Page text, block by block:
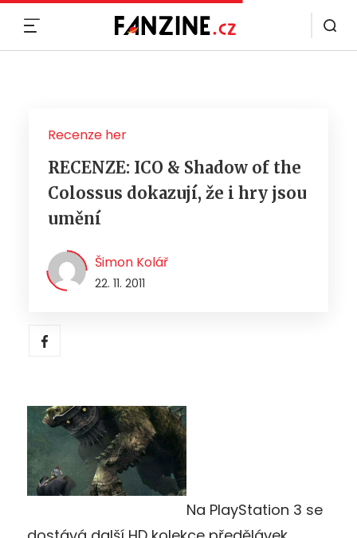
Recenze her
RECENZE: ICO & Shadow of the
Colossus dokazují, že i hry jsou
umění
Šimon Kolář
22. 11. 2011
Na PlayStation 3 se